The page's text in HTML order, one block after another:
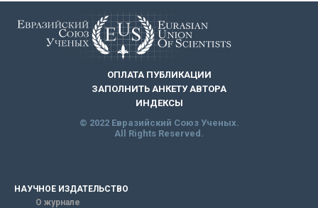
ОПЛАТА ПУБЛИКАЦИИ
ЗАПОЛНИТЬ АНКЕТУ АВТОРА
ИНДЕКСЫ
© 2022 Евразийский Союз Ученых.
All Rights Reserved.
НАУЧНОЕ ИЗДАТЕЛЬСТВО
О журнале